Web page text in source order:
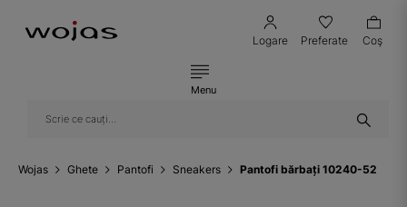
Logare Preferate Coş
Menu
Wojas Ghete Pantofi Sneakers Pantofi bărbați 10240-52